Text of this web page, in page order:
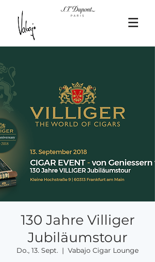
130 Jahre Villiger
Jubiläumstour
Do., 13. Sept.
  |
Vabajo Cigar Lounge